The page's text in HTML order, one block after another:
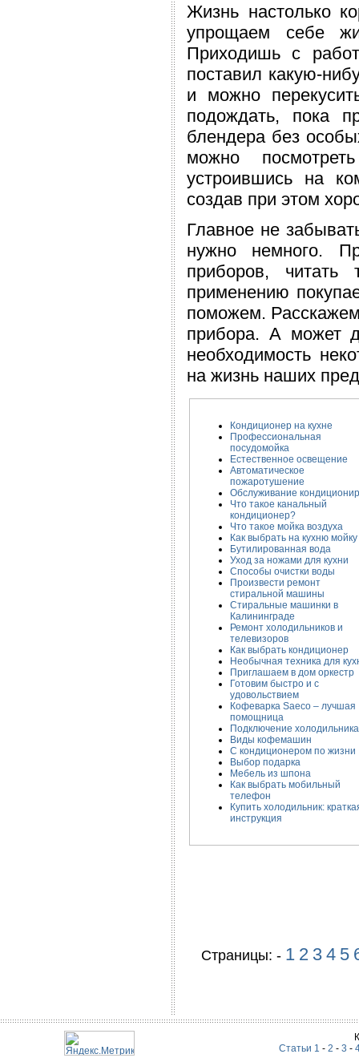
Жизнь настолько
упрощаем себе
Приходишь с
поставил какую-
и можно
подождать, пока
блендера без
можно
устроившись на
создав при этом
Главное не
нужно немного.
приборов, читать
применению
поможем. Расскажем
прибора. А может
необходимость
на жизнь наших
Кондиционер на кухне
Профессиональная
посудомойка
Естественное освещение
Автоматическое
пожаротушение
Обслуживание
Что такое канальный
кондиционер?
Что такое мойка воздуха
Как выбрать на кухню мойку
Бутилированная вода
Уход за ножами для кухни
Способы очистки воды
Произвести ремонт
стиральной машины
Стиральные машинки в
Калининграде
Ремонт холодильников и
телевизоров
Как выбрать кондиционер
Необычная техника для
Приглашаем в дом оркестр
Готовим быстро и с
удовольствием
Кофеварка Saeco – лучшая
помощница
Подключение холодильника
Виды кофемашин
С кондиционером по жизни
Выбор подарка
Мебель из шпона
Как выбрать мобильный
телефон
Купить холодильник:
инструкция
Страницы: - 1 2 3 4 5
Статьи 1 - 2 - 3 -